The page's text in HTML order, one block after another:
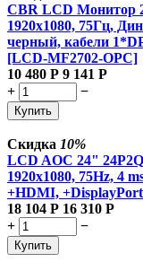
CBR LCD Монитор
1920x1080, 75Гц,
черный, кабели
[LCD-MF2702-OPC]
10 480 Р 9 141 Р
+
−
Купить
Скидка 10%
LCD AOC 24"
1920x1080, 75Hz, 4
+HDMI,
18 104 Р 16 310 Р
+
−
Купить